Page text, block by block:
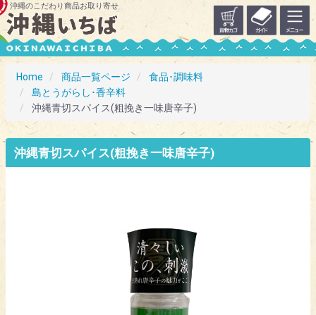
沖縄のこだわり商品お取り寄せ
Home 商品一覧ページ
食品･調味料
島とうがらし･香辛料
沖縄青切スパイス(粗挽き一味唐辛子)
沖縄青切スパイス(粗挽き一味唐辛子)